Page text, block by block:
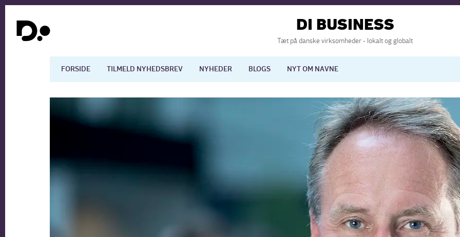
DI BUSINESS
Tæt på danske virksomheder - lokalt og globalt
FORSIDE TILMELD NYHEDSBREV NYHEDER BLOGS NYT OM NAVNE
Dansk økonomi International økonomi
Europapolitik